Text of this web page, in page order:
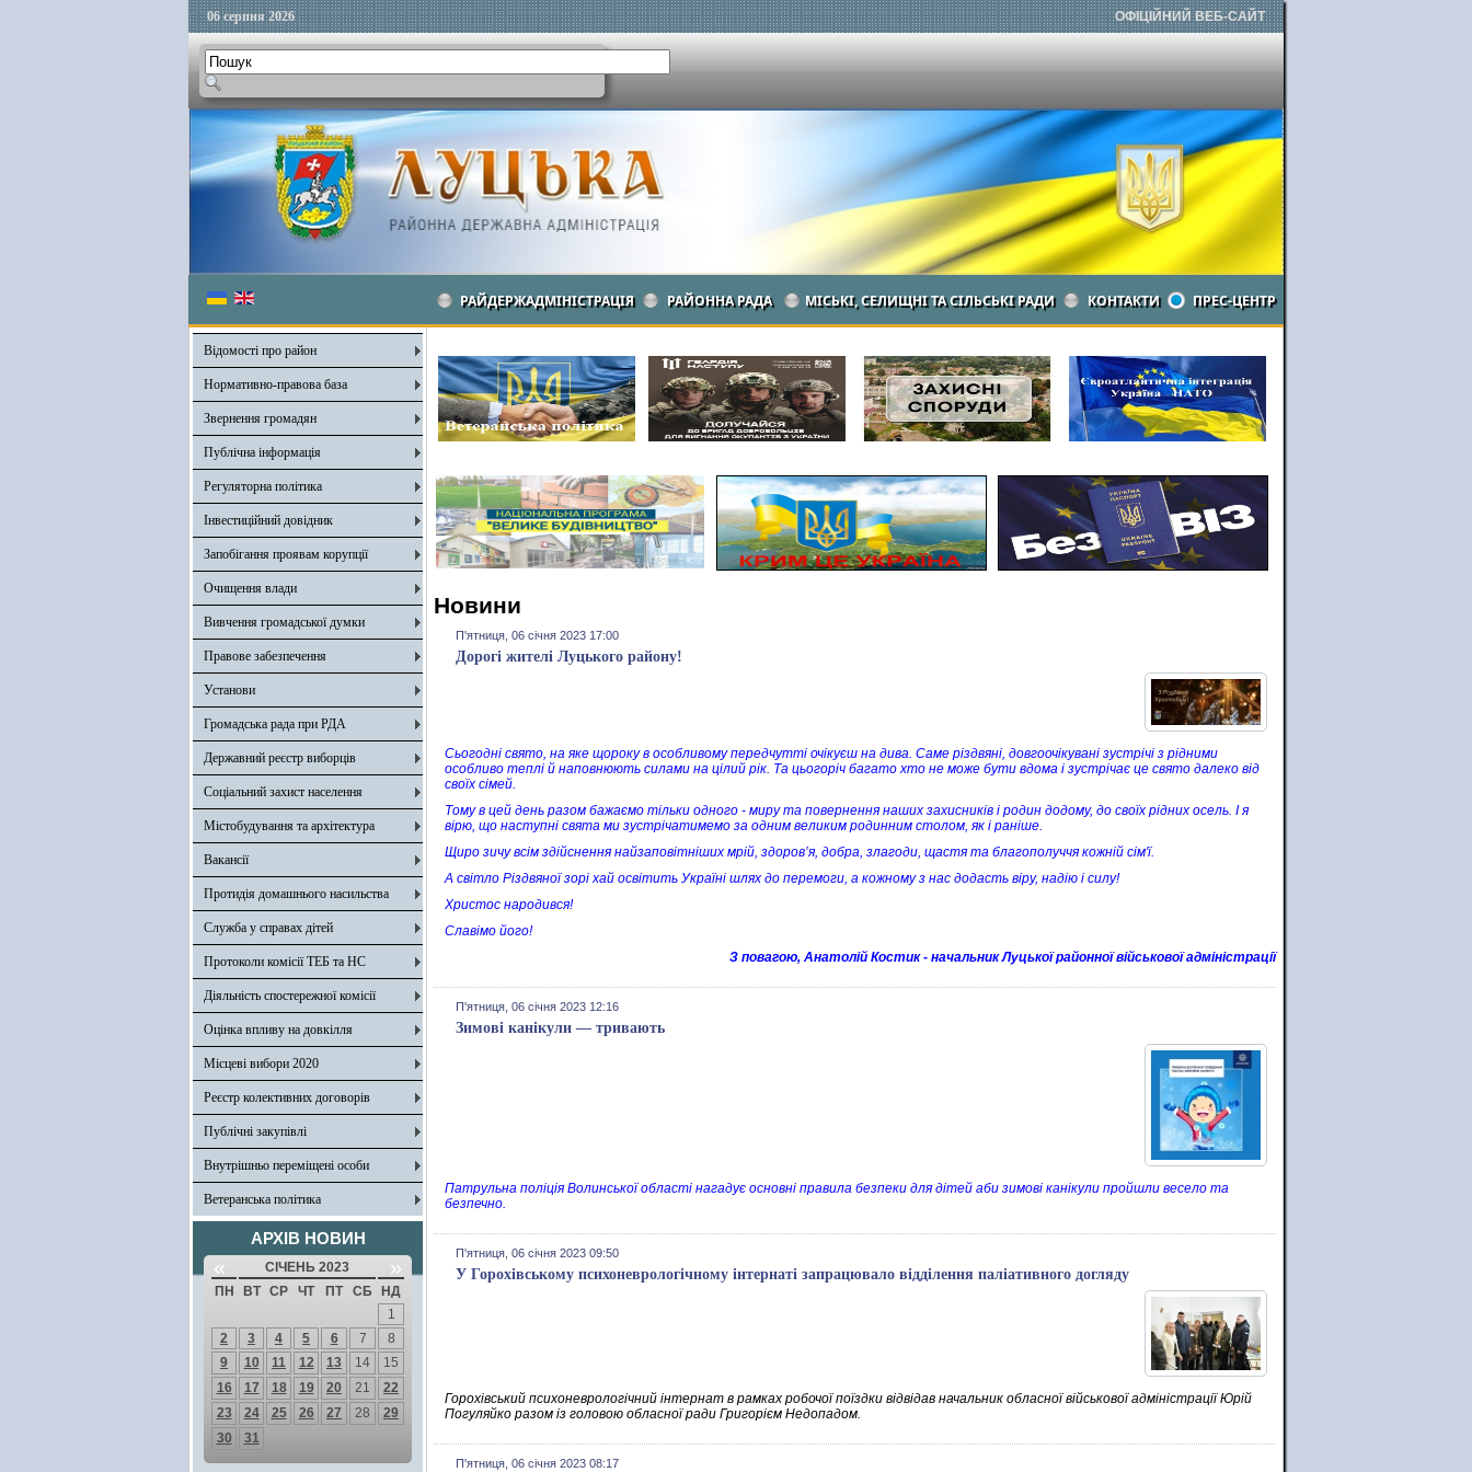
06 серпня 2026 ОФІЦІЙНИЙ ВЕБ-САЙТ
РАЙДЕРЖАДМІНІСТРАЦІЯ РАЙОННА РАДА МІСЬКІ, СЕЛИЩНІ ТА СІЛЬСЬКІ РАДИ КОНТАКТИ ПРЕС-ЦЕНТР
Відомості про район
Нормативно-правова база
Звернення громадян
Публічна інформація
Регуляторна політика
Інвестиційний довідник
Запобігання проявам корупції
Очищення влади
Вивчення громадської думки
Правове забезпечення
Установи
Громадська рада при РДА
Державний реєстр виборців
Соціальний захист населення
Містобудування та архітектура
Вакансії
Протидія домашнього насильства
Служба у справах дітей
Протоколи комісії ТЕБ та НС
Діяльність спостережної комісії
Оцінка впливу на довкілля
Місцеві вибори 2020
Реєстр колективних договорів
Публічні закупівлі
Внутрішньо переміщені особи
Ветеранська політика
АРХІВ НОВИН
« СІЧЕНЬ 2023 »
ПН ВТ СР ЧТ ПТ СБ
НД
1
2
3 4 5 6 7
8
9
10 11 12 13 14
15
16
17 18 19 20 21
22
23
24 25 26 27 28
29
30
31
Новини
П'ятниця, 06 січня 2023 17:00
Дорогі жителі Луцького району!
Сьогодні свято, на яке щороку в особливому передчутті очікуєш на дива. Саме різдвяні, довгоочікувані зустрічі з рідними
особливо теплі й наповнюють силами на цілий рік. Та цьогоріч багато хто не може бути вдома і зустрічає це свято далеко від
своїх сімей.
Тому в цей день разом бажаємо тільки одного - миру та повернення наших захисників і родин додому, до своїх рідних осель. І я
вірю, що наступні свята ми зустрічатимемо за одним великим родинним столом, як і раніше.
Щиро зичу всім здійснення найзаповітніших мрій, здоров’я, добра, злагоди, щастя та благополуччя кожній сім'ї.
А світло Різдвяної зорі хай освітить Україні шлях до перемоги, а кожному з нас додасть віру, надію і силу!
Христос народився!
Славімо його!
З повагою, Анатолій Костик - начальник Луцької районної військової адміністрації
П'ятниця, 06 січня 2023 12:16
Зимові канікули — тривають
Патрульна поліція Волинської області нагадує основні правила безпеки для дітей аби зимові канікули пройшли весело та
безпечно.
П'ятниця, 06 січня 2023 09:50
У Горохівському психоневрологічному інтернаті запрацювало відділення паліативного догляду
Горохівський психоневрологічний інтернат в рамках робочої поїздки відвідав начальник обласної військової адміністрації Юрій
Погуляйко разом із головою обласної ради Григорієм Недопадом.
П'ятниця, 06 січня 2023 08:17